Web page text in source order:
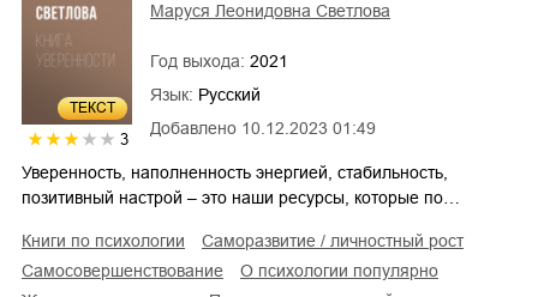
ТЕКСТ
3
Добавлено 10.12.2023 01:49
Маруся Леонидовна Светлова
Год выхода: 2021
Язык: Русский
Уверенность, наполненность энергией, стабильность,
позитивный настрой – это наши ресурсы, которые по…
книги по психологии
саморазвитие / личностный рост
самосовершенствование
о психологии популярно